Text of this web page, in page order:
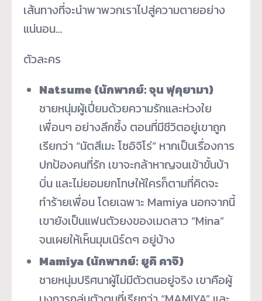
เส้นทางที่จะนำพาพวกเราไปสู่ความตายอย่าง
แน่นอน…
ตัวละคร
Natsume (นักพากย์: จุน ฟุคุยามา)
ชายหนุ่มผู้เปี่ยมด้วยความรักและห่วงใย
เพื่อนๆ อย่างลึกซึ้ง ตอนที่มีชีวิตอยู่เขาถูก
เรียกว่า “นัตสึเมะ โซอิจิโร่” หากเป็นเรื่องการ
ปกป้องคนที่รัก เขาจะกล้าหาญจนเข้าขั้นบ้า
บิ่น และไม่ยอมยกโทษให้ใครก็ตามที่คิดจะ
ทำร้ายเพื่อน โดยเฉพาะ Mamiya นอกจากนี้
เขายังเป็นแฟนตัวยงของเมดสาว “Mina”
จนเผยให้เห็นมุมเนิร์ดๆ อยู่บ้าง
Mamiya (นักพากย์: ยูคิ คาจิ)
ชายหนุ่มปริศนาผู้ไม่มีตัวตนอยู่จริง เขาคือผู้